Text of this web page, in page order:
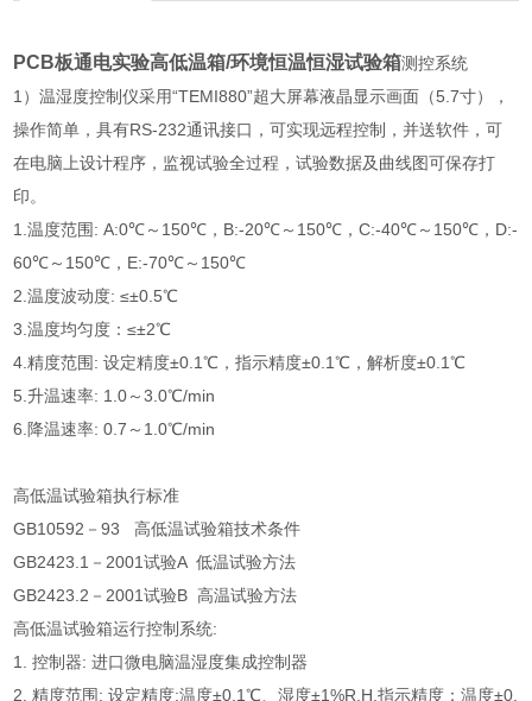
PCB板通电实验高低温箱/环境恒温恒湿试验箱测控系统
1）温湿度控制仪采用“TEMI880”超大屏幕液晶显示画面（5.7寸），
操作简单，具有RS-232通讯接口，可实现远程控制，并送软件，可
在电脑上设计程序，监视试验全过程，试验数据及曲线图可保存打
印。
1.温度范围: A:0℃～150℃，B:-20℃～150℃，C:-40℃～150℃，D:-
60℃～150℃，E:-70℃～150℃
2.温度波动度: ≤±0.5℃
3.温度均匀度：≤±2℃
4.精度范围: 设定精度±0.1℃，指示精度±0.1℃，解析度±0.1℃
5.升温速率: 1.0～3.0℃/min
6.降温速率: 0.7～1.0℃/min
高低温试验箱执行标准
GB10592－93 高低温试验箱技术条件
GB2423.1－2001试验A 低温试验方法
GB2423.2－2001试验B 高温试验方法
高低温试验箱运行控制系统:
1. 控制器: 进口微电脑温湿度集成控制器
2. 精度范围: 设定精度:温度±0.1℃、湿度±1%R.H,指示精度：温度±0.